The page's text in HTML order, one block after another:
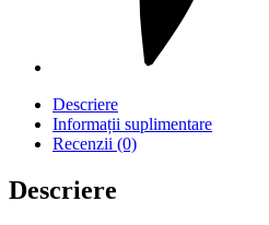
Descriere
Informații suplimentare
Recenzii (0)
Descriere